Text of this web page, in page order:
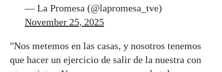
— La Promesa (@lapromesa_tve)
November 25, 2025
"Nos metemos en las casas, y nosotros tenemos
que hacer un ejercicio de salir de la nuestra con